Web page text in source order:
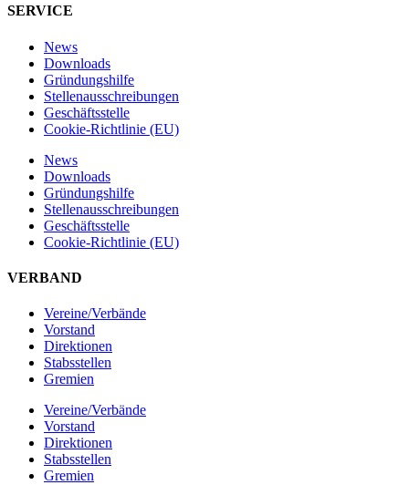
SERVICE
News
Downloads
Gründungshilfe
Stellen­ausschreibungen
Geschäftsstelle
Cookie-Richtlinie (EU)
News
Downloads
Gründungshilfe
Stellen­ausschreibungen
Geschäftsstelle
Cookie-Richtlinie (EU)
VERBAND
Vereine/Verbände
Vorstand
Direktionen
Stabsstellen
Gremien
Vereine/Verbände
Vorstand
Direktionen
Stabsstellen
Gremien